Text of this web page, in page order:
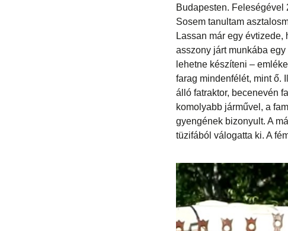
Budapesten. Feleségével
Sosem tanultam
Lassan már egy
asszony járt munkába
lehetne készíteni –
farag mindenfélét, mint ő.
álló fatraktor, becenevén
komolyabb járművel, a
gyengének bizonyult. A
tüzifából válogatta ki. A